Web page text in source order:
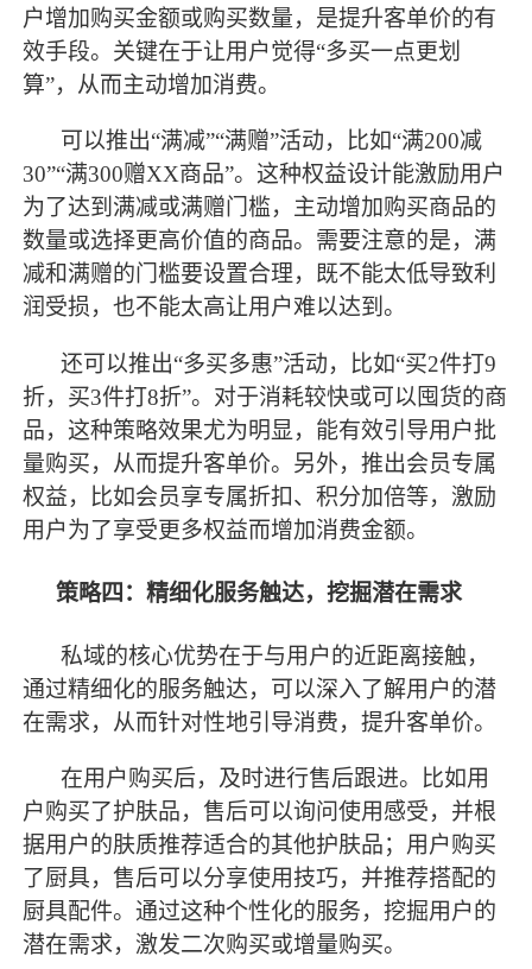
户增加购买金额或购买数量，是提升客单价的有
效手段。关键在于让用户觉得“多买一点更划
算”，从而主动增加消费。
可以推出“满减”“满赠”活动，比如“满200减
30”“满300赠XX商品”。这种权益设计能激励用户
为了达到满减或满赠门槛，主动增加购买商品的
数量或选择更高价值的商品。需要注意的是，满
减和满赠的门槛要设置合理，既不能太低导致利
润受损，也不能太高让用户难以达到。
还可以推出“多买多惠”活动，比如“买2件打9
折，买3件打8折”。对于消耗较快或可以囤货的商
品，这种策略效果尤为明显，能有效引导用户批
量购买，从而提升客单价。另外，推出会员专属
权益，比如会员享专属折扣、积分加倍等，激励
用户为了享受更多权益而增加消费金额。
策略四：精细化服务触达，挖掘潜在需求
私域的核心优势在于与用户的近距离接触，
通过精细化的服务触达，可以深入了解用户的潜
在需求，从而针对性地引导消费，提升客单价。
在用户购买后，及时进行售后跟进。比如用
户购买了护肤品，售后可以询问使用感受，并根
据用户的肤质推荐适合的其他护肤品；用户购买
了厨具，售后可以分享使用技巧，并推荐搭配的
厨具配件。通过这种个性化的服务，挖掘用户的
潜在需求，激发二次购买或增量购买。